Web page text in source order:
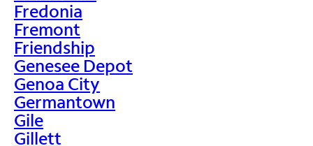
Fredonia
Fremont
Friendship
Genesee Depot
Genoa City
Germantown
Gile
Gillett